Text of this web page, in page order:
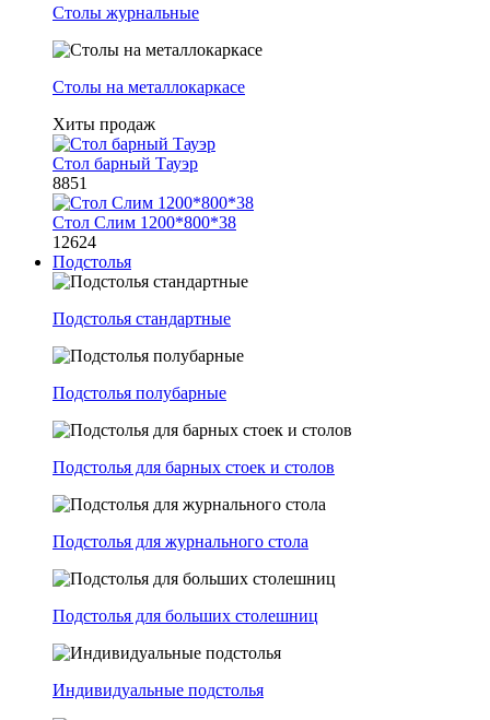
Столы журнальные
Столы на металлокаркасе
Хиты продаж
Стол барный Тауэр
8851
Стол Слим 1200*800*38
12624
Подстолья
Подстолья стандартные
Подстолья полубарные
Подстолья для барных стоек и столов
Подстолья для журнального стола
Подстолья для больших столешниц
Индивидуальные подстолья